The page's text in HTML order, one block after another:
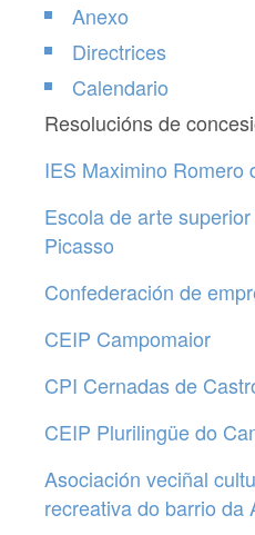
Anexo
Directrices
Calendario
Resolucións de
IES Maximino Romero
Escola de arte
Picasso
Confederación de
CEIP Campomaior
CPI Cernadas de
CEIP Plurilingüe do
Asociación veciñal
recreativa do barrio da